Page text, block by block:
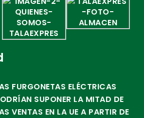
FURGONETAS ELÉCTRICAS
SUPONER LA MITAD DE
VENTAS EN LA UE A PARTIR DE